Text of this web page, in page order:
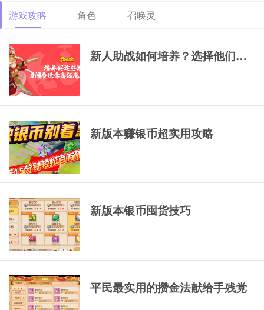
示
示
游戏攻略 角色 召唤灵
新人助战如何培养？选择他们，一
新版本赚银币超实用攻略
新版本银币囤货技巧
平民最实用的攒金法献给手残党